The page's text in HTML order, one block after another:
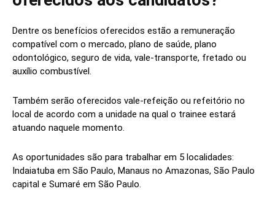
Dentre os benefícios oferecidos estão a remuneração
compatível com o mercado, plano de saúde, plano
odontológico, seguro de vida, vale-transporte, fretado ou
auxílio combustível.
Também serão oferecidos vale-refeição ou refeitório no
local de acordo com a unidade na qual o trainee estará
atuando naquele momento.
As oportunidades são para trabalhar em 5 localidades:
Indaiatuba em São Paulo, Manaus no Amazonas, São Paulo
capital e Sumaré em São Paulo.